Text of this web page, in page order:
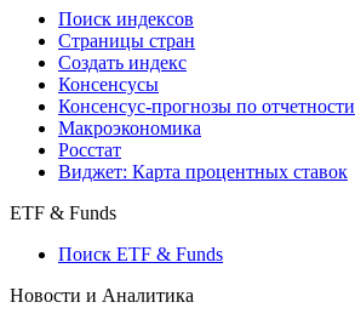
Поиск индексов
Страницы стран
Создать индекс
Консенсусы
Консенсус-прогнозы по отчетности
Макроэкономика
Росстат
Виджет: Карта процентных ставок
ETF & Funds
Поиск ETF & Funds
Новости и Аналитика